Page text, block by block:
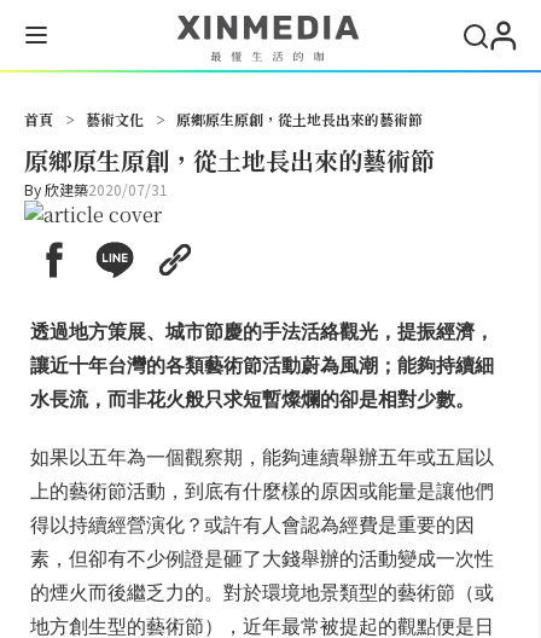
首頁 > 藝術文化 > 原鄉原生原創，從土地長出來的藝術節
原鄉原生原創，從土地長出來的藝術節
By欣建築2020/07/31
透過地方策展、城市節慶的手法活絡觀光，提振經濟，
讓近十年台灣的各類藝術節活動蔚為風潮；能夠持續細
水長流，而非花火般只求短暫燦爛的卻是相對少數。
如果以五年為一個觀察期，能夠連續舉辦五年或五屆以
上的藝術節活動，到底有什麼樣的原因或能量是讓他們
得以持續經營演化？或許有人會認為經費是重要的因
素，但卻有不少例證是砸了大錢舉辦的活動變成一次性
的煙火而後繼乏力的。對於環境地景類型的藝術節（或
地方創生型的藝術節），近年最常被提起的觀點便是日